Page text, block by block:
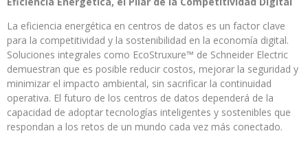
La eficiencia energética en centros de datos es un factor clave
para la competitividad y la sostenibilidad en la economía digital.
Soluciones integrales como EcoStruxure™ de Schneider Electric
demuestran que es posible reducir costos, mejorar la seguridad y
minimizar el impacto ambiental, sin sacrificar la continuidad
operativa. El futuro de los centros de datos dependerá de la
capacidad de adoptar tecnologías inteligentes y sostenibles que
respondan a los retos de un mundo cada vez más conectado.